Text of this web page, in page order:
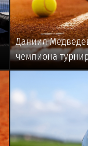
Даниил
чемпиона
🥎 #ТЕННИС